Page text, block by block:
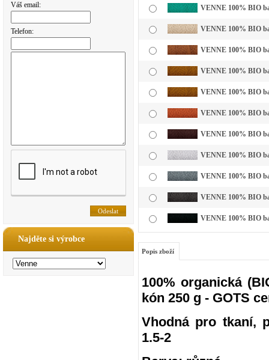
Váš email:
Telefon:
Najděte si výrobce
VENNE 100% BIO
VENNE 100% BIO
VENNE 100% BIO
VENNE 100% BIO
VENNE 100% BIO
VENNE 100% BIO
VENNE 100% BIO
VENNE 100% BIO
VENNE 100% BIO
VENNE 100% BIO
VENNE 100% BIO
Popis zboží
100% organická
kón 250 g - GOTS
Vhodná pro tkaní,
1.5-2